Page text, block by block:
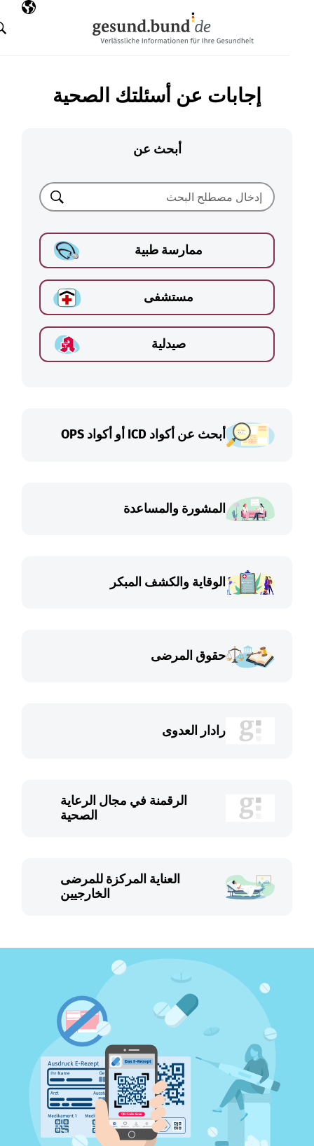
اللغة
البحث
إجابات عن أسئلتك الصحية
أبحث عن
ممارسة طبية
مستشفى
صيدلية
أبحث عن أكواد ICD أو أكواد OPS
المشورة والمساعدة
الوقاية والكشف المبكر
حقوق المرضى
رادار العدوى
الرقمنة في مجال الرعاية
الصحية
العناية المركزة للمرضى
الخارجيين